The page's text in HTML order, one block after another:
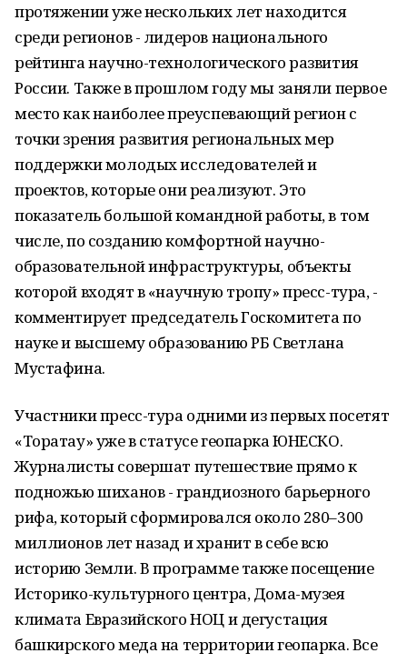
протяжении уже нескольких лет находится
среди регионов - лидеров национального
рейтинга научно-технологического развития
России. Также в прошлом году мы заняли первое
место как наиболее преуспевающий регион с
точки зрения развития региональных мер
поддержки молодых исследователей и
проектов, которые они реализуют. Это
показатель большой командной работы, в том
числе, по созданию комфортной научно-
образовательной инфраструктуры, объекты
которой входят в «научную тропу» пресс-тура, -
комментирует председатель Госкомитета по
науке и высшему образованию РБ Светлана
Мустафина.
Участники пресс-тура одними из первых посетят
«Торатау» уже в статусе геопарка ЮНЕСКО.
Журналисты совершат путешествие прямо к
подножью шиханов - грандиозного барьерного
рифа, который сформировался около 280–300
миллионов лет назад и хранит в себе всю
историю Земли. В программе также посещение
Историко-культурного центра, Дома-музея
климата Евразийского НОЦ и дегустация
башкирского меда на территории геопарка. Все